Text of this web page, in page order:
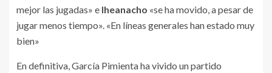
mejor las jugadas» e Iheanacho «se ha movido, a pesar de
jugar menos tiempo». «En líneas generales han estado muy
bien»
En definitiva, García Pimienta ha vivido un partido